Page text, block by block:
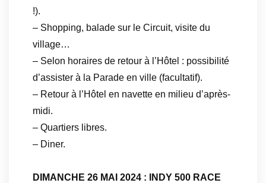
!).
– Shopping, balade sur le Circuit, visite du
village…
– Selon horaires de retour à l’Hôtel : possibilité
d’assister à la Parade en ville (facultatif).
– Retour à l’Hôtel en navette en milieu d’après-
midi.
– Quartiers libres.
– Diner.
DIMANCHE 26 MAI 2024 : INDY 500 RACE